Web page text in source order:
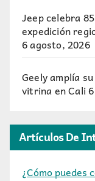
Jeep celebra
expedición
6 agosto, 2026
Geely amplía
vitrina en Cali
Artículos De
¿Cómo puedes